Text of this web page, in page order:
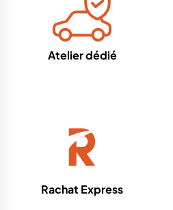
Atelier dédié
Rachat Express